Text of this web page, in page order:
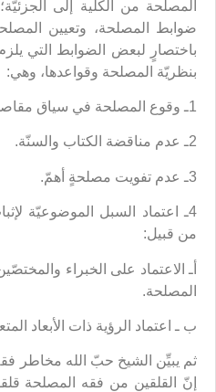
المصلحة من الكلّية إلى
ضوابط المصلحة، وتعيين
باختصارٍ لبعض الضوابط التي
بنظريّة المصلحة وقواعدها، وهي:
1ـ وقوع المصلحة في سياق مقاصد الدين والشريعة.
2ـ عدم مناقضة الكتاب والسنّة.
3ـ عدم تفويت مصلحةٍ أهمّ.
4ـ اعتماد السبل الموضوعيّة
من قبيل:
أـ الاعتماد على الخبراء
المصلحة.
ب ـ اعتماد الرؤية ذات الأبعاد
ثم يبيِّن الشيخ حبّ الله مخاطر
إنّ القلقين من فقه المصلحة